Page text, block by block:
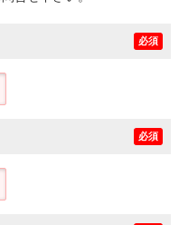
必須
必須